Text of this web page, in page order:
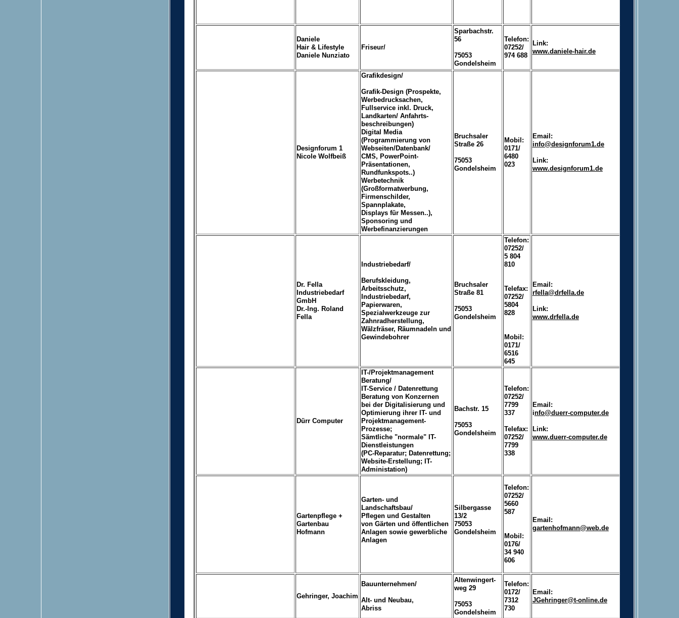
Daniele
Hair & Lifestyle
Daniele Nunziato
Friseur/
Sparbachstr.
56
75053
Gondelsheim
Telefon:
07252/
974 688
Link:
www.daniele-hair.de
Designforum 1
Nicole Wolfbeiß
Grafikdesign/
Grafik-Design (Prospekte,
Werbedrucksachen,
Fullservice inkl. Druck,
Landkarten/ Anfahrts-
beschreibungen)
Digital Media
(Programmierung von
Webseiten/Datenbank/
CMS, PowerPoint-
Präsentationen,
Rundfunkspots..)
Werbetechnik
(Großformatwerbung,
Firmenschilder,
Spannplakate,
Displays für Messen..),
Sponsoring und
Werbefinanzierungen
Bruchsaler
Straße 26
75053
Gondelsheim
Mobil:
0171/
6480
023
Email:
info@designforum1.de
Link:
www.designforum1.de
Dr. Fella
Industriebedarf
GmbH
Dr.-Ing. Roland
Fella
Industriebedarf/
Berufskleidung,
Arbeitsschutz,
Industriebedarf,
Papierwaren,
Spezialwerkzeuge zur
Zahnradherstellung,
Wälzfräser, Räumnadeln und
Gewindebohrer
Bruchsaler
Straße 81
75053
Gondelsheim
Telefon:
07252/
5 804
810
Telefax:
07252/
5804
828
Mobil:
0171/
6516
645
Email:
rfella@drfella.de
Link:
www.drfella.de
Dürr Computer
IT-/Projektmanagement
Beratung/
IT-Service / Datenrettung
Beratung von Konzernen
bei der Digitalisierung und
Optimierung ihrer IT- und
Projektmanagement-
Prozesse;
Sämtliche "normale" IT-
Dienstleistungen
(PC-Reparatur; Datenrettung;
Website-Erstellung; IT-
Administation)
Bachstr. 15
75053
Gondelsheim
Telefon:
07252/
7799
337
Telefax:
07252/
7799
338
Email:
info@duerr-computer.de
Link:
www.duerr-computer.de
Gartenpflege +
Gartenbau
Hofmann
Garten- und
Landschaftsbau/
Pflegen und Gestalten
von Gärten und öffentlichen
Anlagen sowie gewerbliche
Anlagen
Silbergasse
13/2
75053
Gondelsheim
Telefon:
07252/
5660
587
Mobil:
0176/
34 940
606
Email:
gartenhofmann@web.de
Gehringer, Joachim
Bauunternehmen/
Alt- und Neubau,
Abriss
Altenwingert-
weg 29
75053
Gondelsheim
Telefon:
0172/
7312
730
Email:
JGehringer@t-online.de